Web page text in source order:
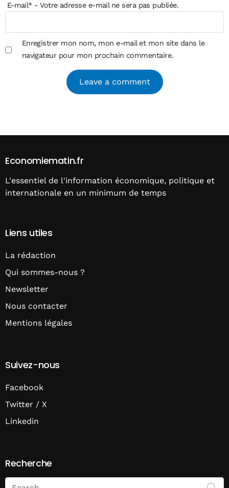
E-mail*- Votre adresse e-mail ne sera pas publiée.
Enregistrer mon nom, mon e-mail et mon site dans le
navigateur pour mon prochain commentaire.
Economiematin.fr
L'essentiel de l'information économique, politique et
internationale en un minimum de temps
Liens utiles
La rédaction
Qui sommes-nous ?
Newsletter
Nous contacter
Mentions légales
Suivez-nous
Facebook
Twitter / X
Linkedin
Recherche
Search